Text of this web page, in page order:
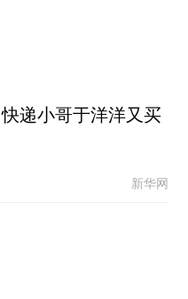
递小哥于洋洋又买
新华网